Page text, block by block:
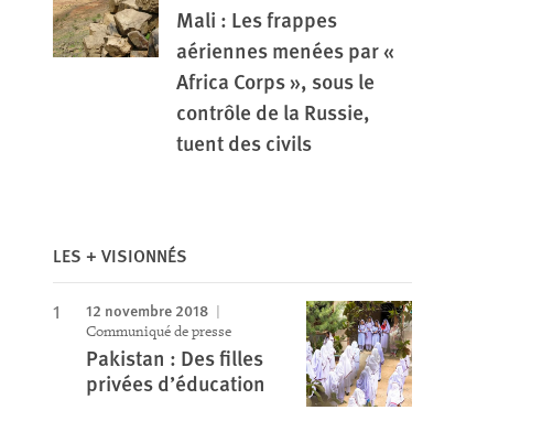
Image
Mali : Les frappes
aériennes menées par «
Africa Corps », sous le
contrôle de la Russie,
tuent des civils
LES + VISIONNÉS
12 novembre 2018
Communiqué de presse
Pakistan : Des filles
privées d’éducation